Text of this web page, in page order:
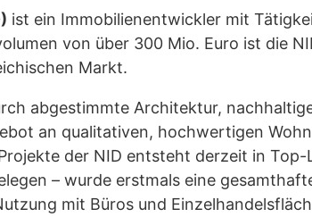
ist ein Immobilienentwickler mit
von über 300 Mio. Euro ist die
Markt.
abgestimmte Architektur,
an qualitativen, hochwertigen
der NID entsteht derzeit in
– wurde erstmals eine
mit Büros und